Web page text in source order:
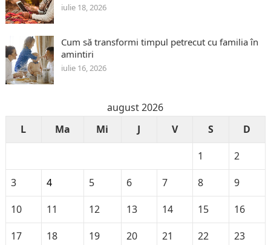
iulie 18, 2026
Cum să transformi timpul petrecut cu familia în
amintiri
iulie 16, 2026
august 2026
L
Ma Mi J V S
D
1
2
3
4 5 6 7 8
9
10
11 12 13 14 15
16
17
18 19 20 21 22
23